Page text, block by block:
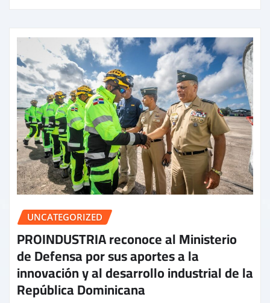
UNCATEGORIZED
PROINDUSTRIA reconoce al Ministerio
de Defensa por sus aportes a la
innovación y al desarrollo industrial de la
República Dominicana